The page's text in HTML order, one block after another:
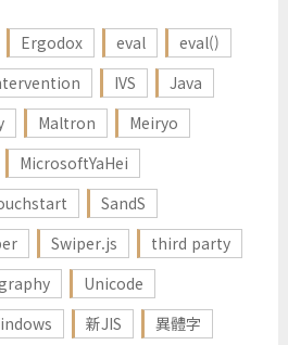
Ergodox eval
eval()
IVS
Java
Maltron
Meiryo
MicrosoftYaHei
SandS
Swiper.js
third party
Unicode
新JIS
異體字